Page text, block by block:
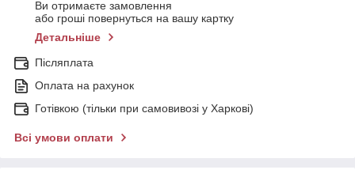
Ви отримаєте замовлення
або гроші повернуться на вашу картку
Детальніше
Післяплата
Оплата на рахунок
Готівкою (тільки при самовивозі у Харкові)
Всі умови оплати